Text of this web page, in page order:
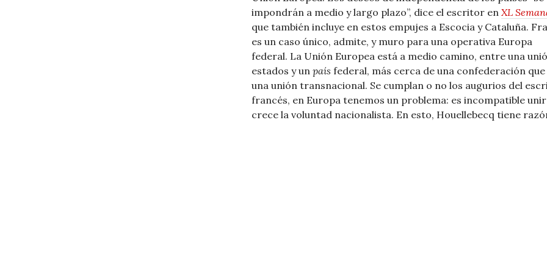
impondrán a medio y largo plazo”, dice el escritor en XL
que también incluye en estos empujes a Escocia y Cataluña.
es un caso único, admite, y muro para una operativa Europa
federal. La Unión Europea está a medio camino, entre una
estados y un país federal, más cerca de una confederación que
una unión transnacional. Se cumplan o no los augurios del
francés, en Europa tenemos un problema: es incompatible
crece la voluntad nacionalista. En esto, Houellebecq tiene